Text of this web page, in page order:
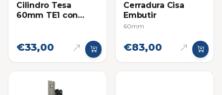
Cilindro Tesa
60mm TE1 con
€33,00
Cerradura Cisa
Embutir
60mm
€83,00